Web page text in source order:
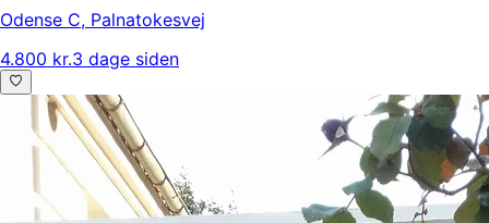
Odense C, Palnatokesvej
4.800 kr.3 dage siden